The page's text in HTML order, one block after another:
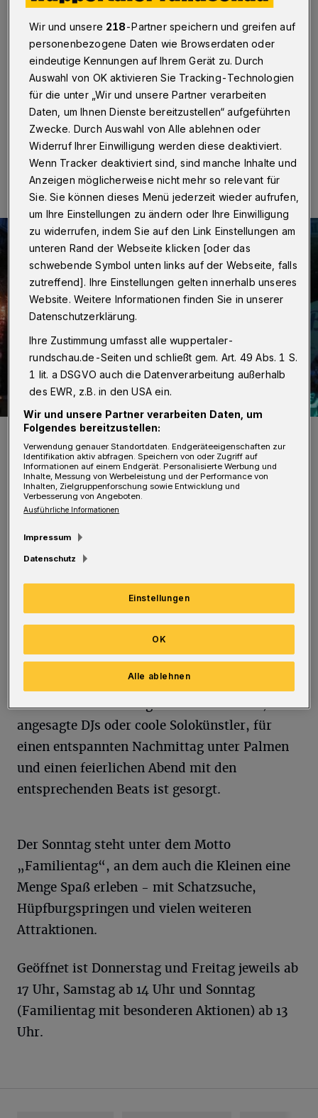
Barmen wird karibisch – von Donnerstag bis Sonntag
(8. bis 11. August 2019). Das „Street Beach Festival“
vor dem Rathaus präsentiert Live-Musik, kulinarische
Spezialitäten, Cocktails, einen City-Strand und vieles
mehr.
Eine Minute Lesezeit
Es wird entspannt auf dem Johannes-Rau-Patz.
Foto: TH
U rlaubsfeeling direkt vor der Haustür:
Neben dem großen Sandbereich werden
internationale sowie karibische Spezialitäten
aufgetischt. Fruchtige Cocktails untermalen
die Atmosphäre.
Auf der zentralen Bühne dürfen sich die Gäste
auf ein abwechslungsreiches Musikprogramm
freuen – ob stimmungsvolle Live-Bands,
angesagte DJs oder coole Solokünstler, für
einen entspannten Nachmittag unter Palmen
und einen feierlichen Abend mit den
entsprechenden Beats ist gesorgt.
Der Sonntag steht unter dem Motto
„Familientag“, an dem auch die Kleinen eine
Menge Spaß erleben - mit Schatzsuche,
Hüpfburgspringen und vielen weiteren
Attraktionen.
Geöffnet ist Donnerstag und Freitag jeweils ab
17 Uhr, Samstag ab 14 Uhr und Sonntag
(Familientag mit besonderen Aktionen) ab 13
Uhr.
Wir und unsere 218-Partner speichern und greifen auf
personenbezogene Daten wie Browserdaten oder
eindeutige Kennungen auf Ihrem Gerät zu. Durch
Auswahl von OK aktivieren Sie Tracking-Technologien
für die unter „Wir und unsere Partner verarbeiten
Daten, um Ihnen Dienste bereitzustellen“ aufgeführten
Zwecke. Durch Auswahl von Alle ablehnen oder
Widerruf Ihrer Einwilligung werden diese deaktiviert.
Wenn Tracker deaktiviert sind, sind manche Inhalte und
Anzeigen möglicherweise nicht mehr so relevant für
Sie. Sie können dieses Menü jederzeit wieder aufrufen,
um Ihre Einstellungen zu ändern oder Ihre Einwilligung
zu widerrufen, indem Sie auf den Link Einstellungen am
unteren Rand der Webseite klicken [oder das
schwebende Symbol unten links auf der Webseite, falls
zutreffend]. Ihre Einstellungen gelten innerhalb unseres
Website. Weitere Informationen finden Sie in unserer
Datenschutzerklärung.
Ihre Zustimmung umfasst alle wuppertaler-
rundschau.de-Seiten und schließt gem. Art. 49 Abs. 1 S.
1 lit. a DSGVO auch die Datenverarbeitung außerhalb
des EWR, z.B. in den USA ein.
Wir und unsere Partner verarbeiten Daten, um
Folgendes bereitzustellen:
Verwendung genauer Standortdaten. Endgeräteeigenschaften zur
Identifikation aktiv abfragen. Speichern von oder Zugriff auf
Informationen auf einem Endgerät. Personalisierte Werbung und
Inhalte, Messung von Werbeleistung und der Performance von
Inhalten, Zielgruppenforschung sowie Entwicklung und
Verbesserung von Angeboten.
Ausführliche Informationen
Impressum
Datenschutz
Einstellungen
Alle ablehnen
OK